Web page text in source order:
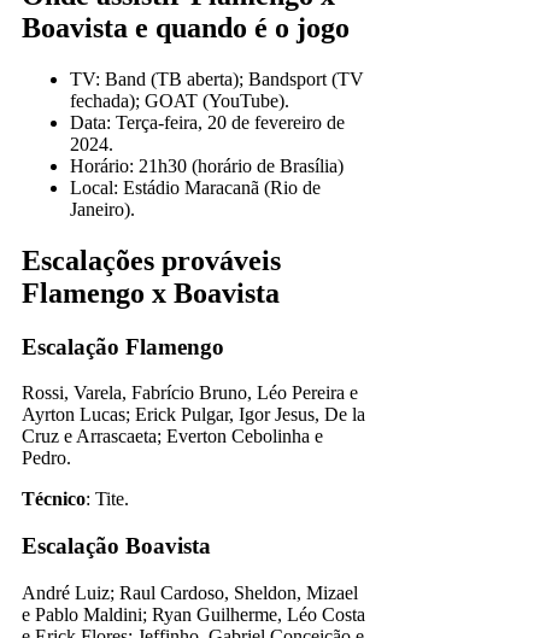
Boavista e quando é o jogo
TV: Band (TB aberta); Bandsport (TV
fechada); GOAT (YouTube).
Data: Terça-feira, 20 de fevereiro de
2024.
Horário: 21h30 (horário de Brasília)
Local: Estádio Maracanã (Rio de
Janeiro).
Escalações prováveis
Flamengo x Boavista
Escalação Flamengo
Rossi, Varela, Fabrício Bruno, Léo Pereira e
Ayrton Lucas; Erick Pulgar, Igor Jesus, De la
Cruz e Arrascaeta; Everton Cebolinha e
Pedro.
Técnico: Tite.
Escalação Boavista
André Luiz; Raul Cardoso, Sheldon, Mizael
e Pablo Maldini; Ryan Guilherme, Léo Costa